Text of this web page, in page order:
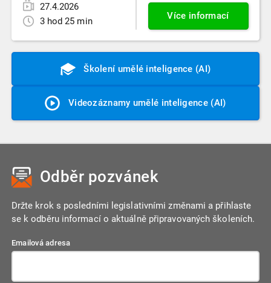
27.4.2026
3 hod 25 min
Více informací
Školení umělé inteligence (AI)
Videozáznamy umělé inteligence (AI)
Odběr pozvánek
Držte krok s posledními legislativními změnami a přihlaste
se k odběru informací o aktuálně připravovaných školeních.
Emailová adresa